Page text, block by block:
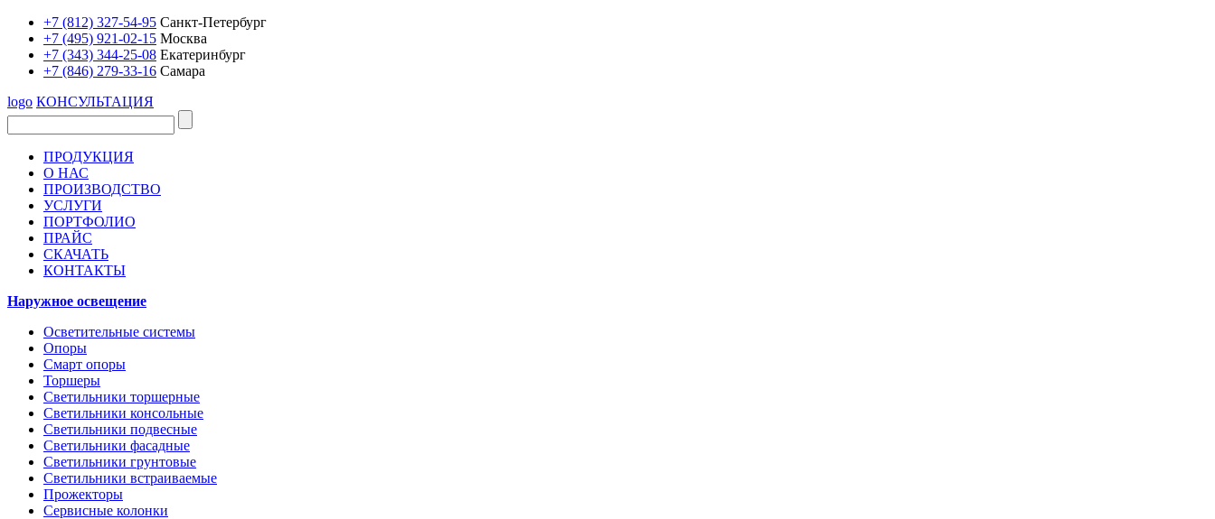
+7 (812) 327-54-95 Санкт-Петербург
+7 (495) 921-02-15 Москва
+7 (343) 344-25-08 Екатеринбург
+7 (846) 279-33-16 Самара
logo КОНСУЛЬТАЦИЯ
ПРОДУКЦИЯ
О НАС
ПРОИЗВОДСТВО
УСЛУГИ
ПОРТФОЛИО
ПРАЙС
СКАЧАТЬ
КОНТАКТЫ
Наружное освещение
Осветительные системы
Опоры
Смарт опоры
Торшеры
Светильники торшерные
Светильники консольные
Светильники подвесные
Светильники фасадные
Светильники грунтовые
Светильники встраиваемые
Прожекторы
Сервисные колонки